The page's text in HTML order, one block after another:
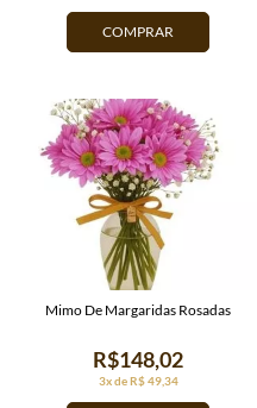
COMPRAR
3x de R$ 49,34
R$148,02
Mimo De Margaridas Rosadas